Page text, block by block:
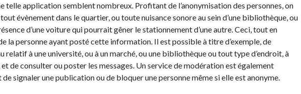
telle application semblent nombreux. Profitant de l’anonymisation des personnes, on
évènement dans le quartier, ou toute nuisance sonore au sein d’une bibliothèque, ou
d’une voiture qui pourrait gêner le stationnement d’une autre. Ceci, tout en
la personne ayant posté cette information. Il est possible à titre d’exemple, de
relatif à une université, ou à un marché, ou une bibliothèque ou tout type d’endroit, à
de consulter ou poster les messages. Un service de modération est également
signaler une publication ou de bloquer une personne même si elle est anonyme.